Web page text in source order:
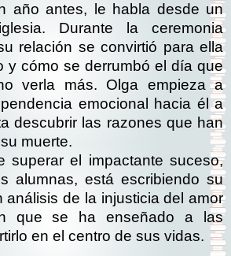
año antes, le habla desde un
Durante la ceremonia
relación se convirtió para ella
y cómo se derrumbó el día que
verla más. Olga empieza a
emocional hacia él a
descubrir las razones que han
muerte.
superar el impactante suceso,
alumnas, está escribiendo su
análisis de la injusticia del amor
que se ha enseñado a las
en el centro de sus vidas.